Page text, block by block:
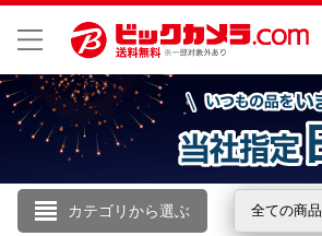
カテゴリから選ぶ 全ての商品
こんにちは